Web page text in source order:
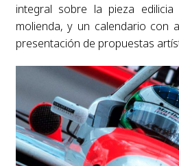
integral sobre la pieza
molienda, y un calendario con
presentación de propuestas